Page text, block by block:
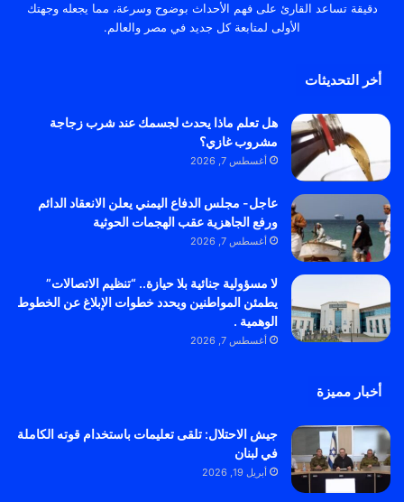
دقيقة تساعد القارئ على فهم الأحداث بوضوح وسرعة، مما يجعله وجهتك
الأولى لمتابعة كل جديد في مصر والعالم.
أخر التحديثات
هل تعلم ماذا يحدث لجسمك عند شرب زجاجة
مشروب غازي؟
أغسطس 7, 2026
عاجل- مجلس الدفاع اليمني يعلن الانعقاد الدائم
ورفع الجاهزية عقب الهجمات الحوثية
أغسطس 7, 2026
لا مسؤولية جنائية بلا حيازة.. “تنظيم الاتصالات”
يطمئن المواطنين ويحدد خطوات الإبلاغ عن الخطوط
الوهمية .
أغسطس 7, 2026
أخبار مميزة
جيش الاحتلال: تلقى تعليمات باستخدام قوته الكاملة
في لبنان
أبريل 19, 2026